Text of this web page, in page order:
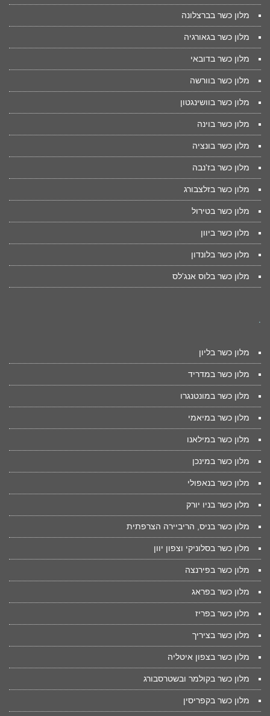
מלון כשר בברצלונה
מלון כשר בגאורגיה
מלון כשר בדובאי
מלון כשר בוורשה
מלון כשר בוושינגטון
מלון כשר בוינה
מלון כשר בונציה
מלון כשר בז'נבה
מלון כשר בזלצבורג
מלון כשר בטירול
מלון כשר ביוון
מלון כשר בלונדון
מלון כשר בלוס אנג'לס
.
מלון כשר בליון
מלון כשר במדריד
מלון כשר במונטנגרו
מלון כשר במיאמי
מלון כשר במילאנו
מלון כשר במינכן
מלון כשר בנאפולי
מלון כשר בניו יורק
מלון כשר בניס, הריביירה הצרפתית
מלון כשר בסלוניקי וצפון יוון
מלון כשר בפירנצה
מלון כשר בפראג
מלון כשר בפריז
מלון כשר בציריך
מלון כשר בצפון איטליה
מלון כשר בקולמר ובשטרסבורג
מלון כשר בקפריסין